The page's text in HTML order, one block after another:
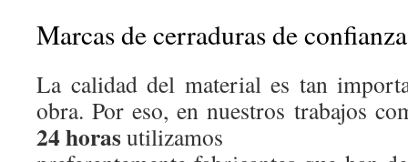
Marcas de cerraduras de
La calidad del material es tan
obra. Por eso, en nuestros trabajos
24 horasutilizamos